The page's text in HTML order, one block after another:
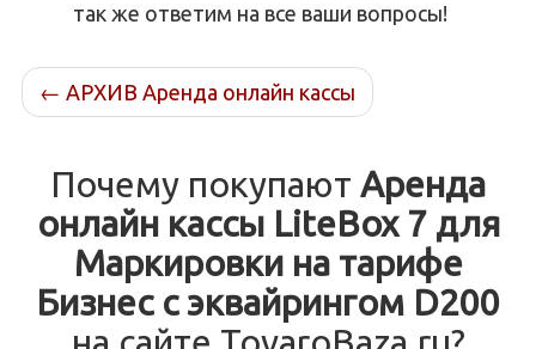
так же ответим на все ваши вопросы!
← АРХИВ Аренда онлайн кассы
Почему покупают Аренда
онлайн кассы LiteBox 7 для
Маркировки на тарифе
Бизнес с эквайрингом D200